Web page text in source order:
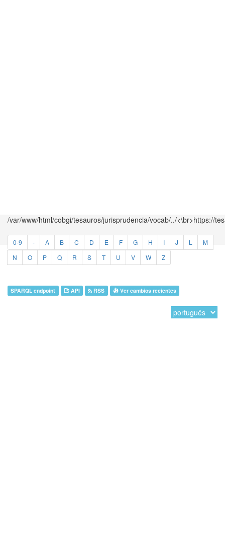
/var/www/html/cobgi/tesauros/jurisprudencia/vocab/../<\br>https://
0-9 - A B C D E F G H I J L
M
N
O P Q R S T U V W Z
SPARQL endpoint API RSS Ver cambios recientes